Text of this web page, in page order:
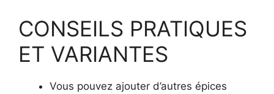
CONSEILS PRATIQUES
ET VARIANTES
Vous pouvez ajouter d’autres épices